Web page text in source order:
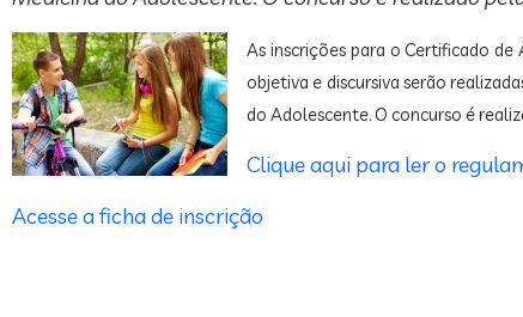
As inscrições para o Certificado
objetiva e discursiva serão
do Adolescente. O concurso é
Clique aqui para ler o
Acesse a ficha de inscrição